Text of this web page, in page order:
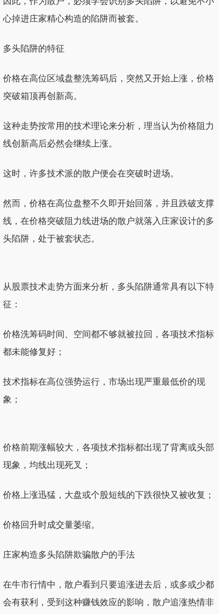
心掉进庄家精心构造的陷阱而被套。
多头陷阱的特征
价格在高位区域盘整洗筹码后，突然又开始上涨，价格
突破箱顶再创新高。
这种走势按常用的技术理论来分析，理当认为价格阻力
线创新高后必然会继续上涨。
这时，许多技术派的散户便会在突破时进场。
然而，价格在高位盘整不久即开始回落，并且跌破支撑
线，在价格突破阻力线进场的散户就落入庄家设计的多
头陷阱，处于被套状态。
从股票技术走势方面来分析，多头陷阱通常具有以下特
征：
价格洗筹码时间、空间都不够就被拉回，各项技术指标
都未能修复好；
技术指标在高位强势运行，市场出现严重最低价的现
象；
价格前期涨幅较大，各项技术指标都出现了背离或头部
现象，均线出现死叉；
价格上涨迅猛，大盘或个股短线的下跌很快又被收复；
价格回升时成交量萎缩。
庄家构造多头陷阱欺骗散户的手法
在牛市行情中，散户看到只要追涨进去后，或多或少都
会有获利，受到这种赚钱效应的影响，散户追涨热情非